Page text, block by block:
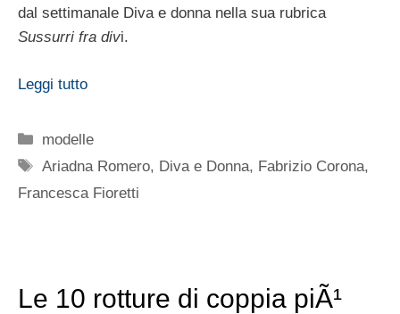
dal settimanale Diva e donna nella sua rubrica
Sussurri fra divi.
Leggi tutto
Categorie
modelle
Tag
Ariadna Romero, Diva e Donna, Fabrizio Corona,
Francesca Fioretti
Le 10 rotture di coppia piÃ¹